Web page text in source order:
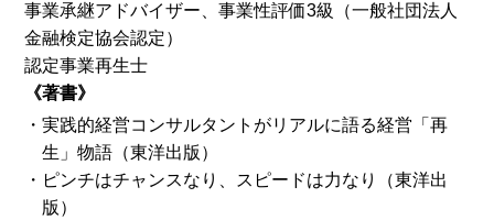
事業承継アドバイザー、事業性評価3級（一般社団法人
金融検定協会認定）
認定事業再生士
《著書》
・実践的経営コンサルタントがリアルに語る経営「再
生」物語（東洋出版）
・ピンチはチャンスなり、スピードは力なり（東洋出
版）